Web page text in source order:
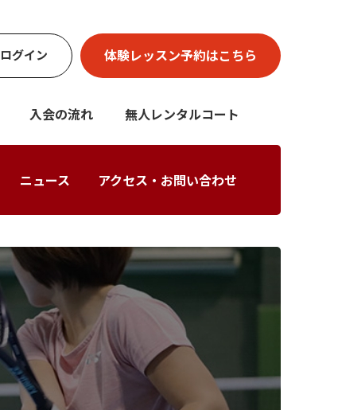
ログイン 体験レッスン予約はこちら
ニュース アクセス・お問い合わせ
入会の流れ 無人レンタルコート